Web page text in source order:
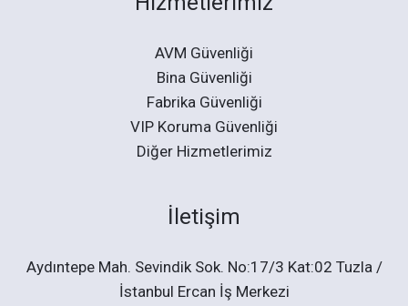
b
l
a
n
k
AVM Güvenliği
Bina Güvenliği
Fabrika Güvenliği
VIP Koruma Güvenliği
Diğer Hizmetlerimiz
İletişim
Aydıntepe Mah. Sevindik Sok. No:17/3 Kat:02 Tuzla /
İstanbul Ercan İş Merkezi